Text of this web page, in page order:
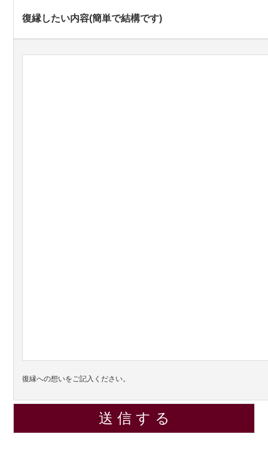
復縁したい内容(簡単で結構です)
復縁への想いをご記入ください。